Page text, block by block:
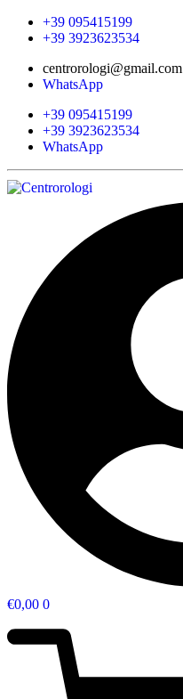
+39 095415199
+39 3923623534
centrorologi@gmail.com
WhatsApp
+39 095415199
+39 3923623534
WhatsApp
€0,00 0